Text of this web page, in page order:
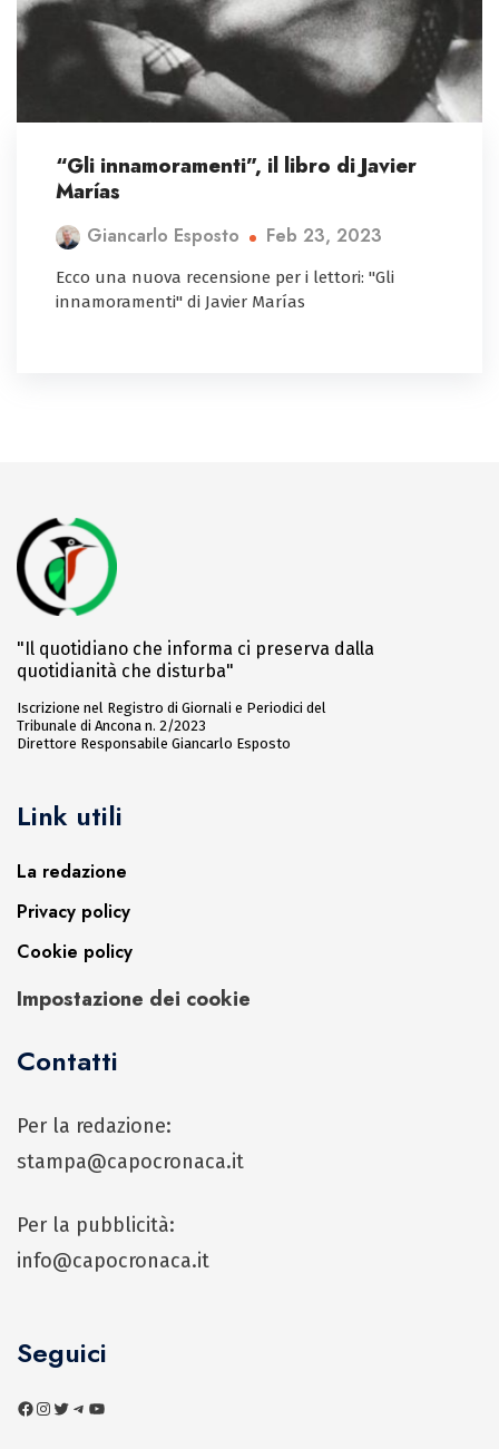
“Gli innamoramenti”, il libro di Javier
Marías
Giancarlo Esposto Feb 23, 2023
Ecco una nuova recensione per i lettori: "Gli
innamoramenti" di Javier Marías
"Il quotidiano che informa ci preserva dalla
quotidianità che disturba"
Iscrizione nel Registro di Giornali e Periodici del
Tribunale di Ancona n. 2/2023
Direttore Responsabile Giancarlo Esposto
Link utili
La redazione
Privacy policy
Cookie policy
Impostazione dei cookie
Contatti
Per la redazione:
stampa@capocronaca.it
Per la pubblicità:
info@capocronaca.it
Seguici